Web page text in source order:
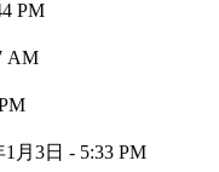
PM
AM
1月3日 - 5:33 PM